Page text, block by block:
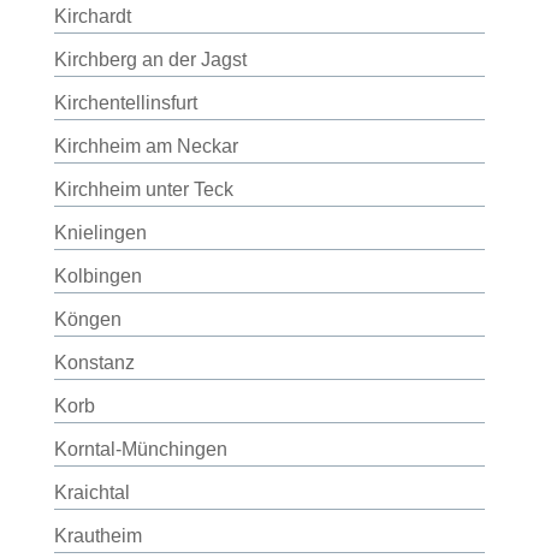
Kirchardt
Kirchberg an der Jagst
Kirchentellinsfurt
Kirchheim am Neckar
Kirchheim unter Teck
Knielingen
Kolbingen
Köngen
Konstanz
Korb
Korntal-Münchingen
Kraichtal
Krautheim